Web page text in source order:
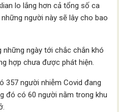
lo lắng hơn cả tổng số ca
người này sẽ lây cho bao
ngày tới chắc chắn khó
hợp chưa được phát hiện.
357 người nhiễm Covid đang
đó có 60 người nằm trong khu